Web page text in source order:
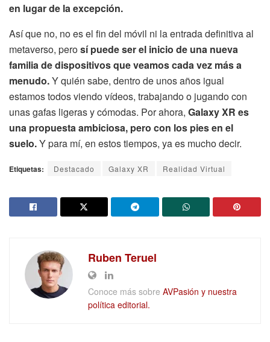
en lugar de la excepción.
Así que no, no es el fin del móvil ni la entrada definitiva al
metaverso, perosí puede ser el inicio de una nueva
familia de dispositivos que veamos cada vez más a
menudo.Y quién sabe, dentro de unos años igual
estamos todos viendo vídeos, trabajando o jugando con
unas gafas ligeras y cómodas. Por ahora, Galaxy XR es
una propuesta ambiciosa, pero con los pies en el
suelo.Y para mí, en estos tiempos, ya es mucho decir.
Etiquetas: Destacado Galaxy XR Realidad Virtual
Ruben Teruel
Conoce más sobre AVPasión y nuestra
política editorial.